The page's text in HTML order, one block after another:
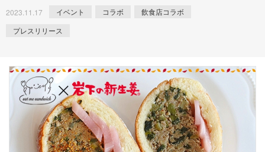
採用情報 本社所在地
> イワシカちゃん
> オンラインショップ
> その他
岩下の新生姜について 岩下のらっきょうにつ
岩下の新生姜万年筆インク 書く描くコンテ
スト
岩下の新生姜Sing＆
～ニュージンジャーイ
2023.11.17 イベント コラボ
飲食店コラボ
プレスリリース